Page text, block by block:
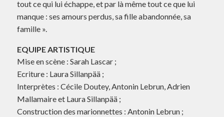
tout ce qui lui échappe, et par là même tout ce que lui
manque : ses amours perdus, sa fille abandonnée, sa
famille ».
EQUIPE ARTISTIQUE
Mise en scène : Sarah Lascar ;
Ecriture : Laura Sillanpää ;
Interprètes : Cécile Doutey, Antonin Lebrun, Adrien
Mallamaire et Laura Sillanpää ;
Construction des marionnettes : Antonin Lebrun ;